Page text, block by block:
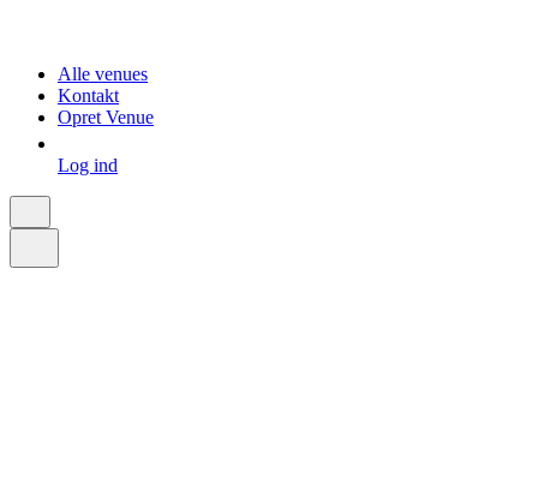
Alle venues
Kontakt
Opret Venue
Log ind